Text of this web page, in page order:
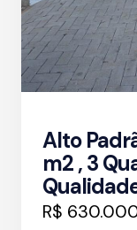
Alto
m2 , 3
R$